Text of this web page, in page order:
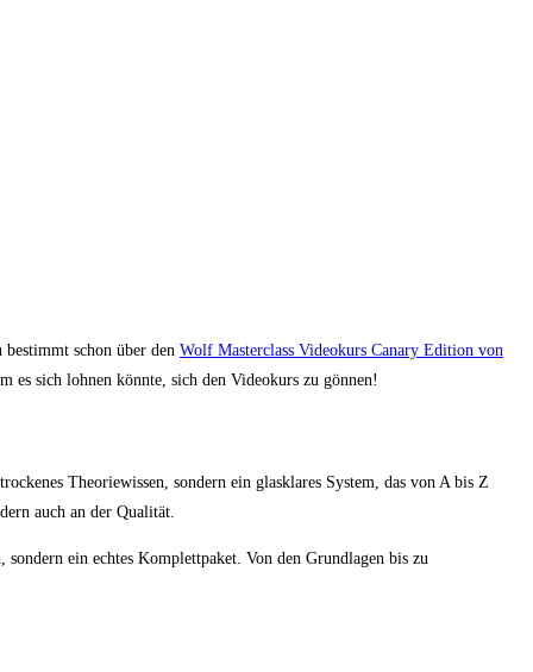
schon über den Wolf Masterclass Videokurs Canary Edition von
sich lohnen könnte, sich den Videokurs zu gönnen!
Theoriewissen, sondern ein glasklares System, das von A bis Z
auch an der Qualität.
ein echtes Komplettpaket. Von den Grundlagen bis zu